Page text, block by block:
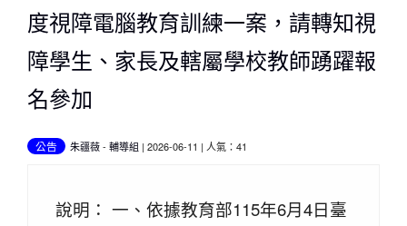
度視障電腦教育訓練一案，請轉知視
障學生、家長及轄屬學校教師踴躍報
名參加
公告 朱疆薇- 輔導組 | 2026-06-11 | 人氣：41
說明： 一、依據教育部115年6月4日臺